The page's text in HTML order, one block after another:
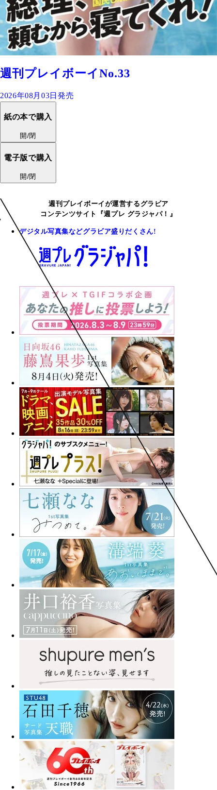
週刊プレイボーイNo.33
2026年08月03日発売
紙の本で購入
開/閉
電子版で購入
開/閉
週刊プレイボーイが運営するグラビア
コンテンツサイト『週プレ グラジャパ！』
デジタル写真集などグラビア盛りだくさん!